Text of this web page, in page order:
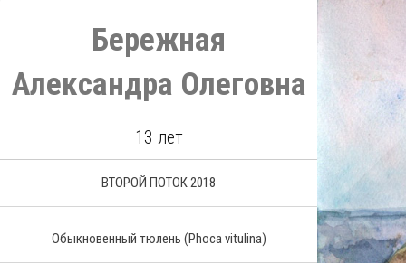
Бережная
Александра Олеговна
13 лет
ВТОРОЙ ПОТОК 2018
Обыкновенный тюлень (Phoca vitulina)